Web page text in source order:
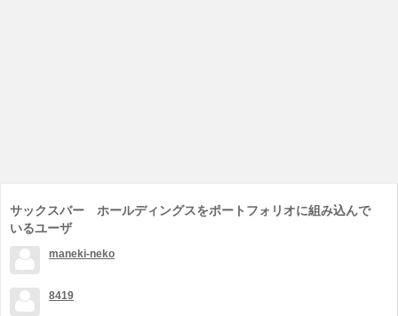
サックスバー ホールディングスをポートフォリオに組み込んで
いるユーザ
maneki-neko
8419